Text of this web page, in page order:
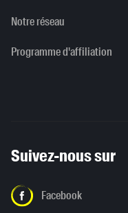
Notre réseau
Programme d'affiliation
Suivez-nous sur
Facebook